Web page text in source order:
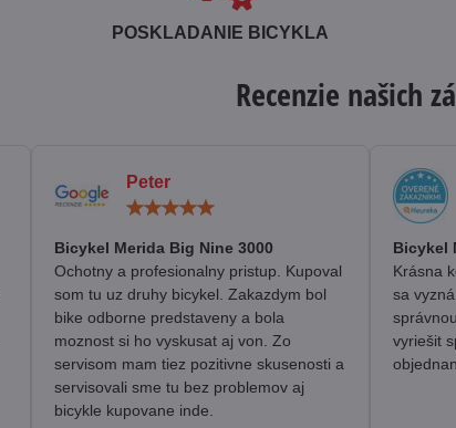
POSKLADANIE BICYKLA
Recenzie našich
Peter
/
5
Bicykel Merida Big Nine 3000
Ochotny a profesionalny pristup. Kupoval
som tu uz druhy bicykel. Zakazdym bol
bike odborne predstaveny a bola
moznost si ho vyskusat aj von. Zo
servisom mam tiez pozitivne skusenosti a
servisovali sme tu bez problemov aj
bicykle kupovane inde.
Bicykel
Krásna
sa
vyriešit